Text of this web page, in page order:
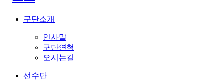
구단소개
인사말
구단연혁
오시는길
선수단